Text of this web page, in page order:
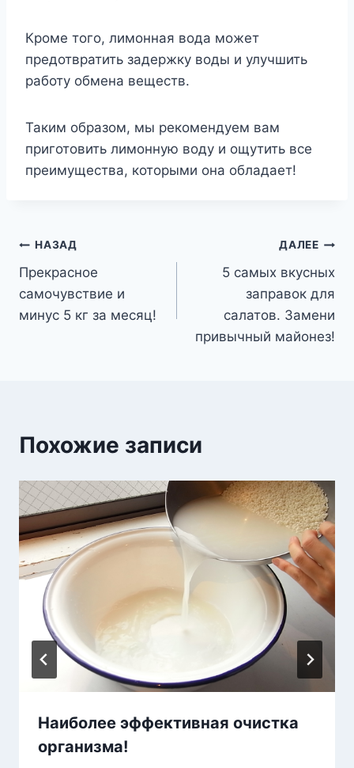
Кроме того, лимонная вода может
предотвратить задержку воды и улучшить
работу обмена веществ.
Таким образом, мы рекомендуем вам
приготовить лимонную воду и ощутить все
преимущества, которыми она обладает!
Навигация
по
записям
НАЗАД
Прекрасное
самочувствие и
минус 5 кг за месяц!
ДАЛЕЕ
5 самых вкусных
заправок для
салатов. Замени
привычный майонез!
Похожие записи
Наиболее эффективная очистка
организма!